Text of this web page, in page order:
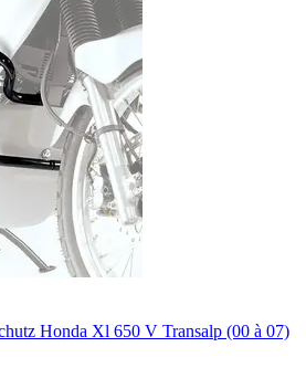
Honda Xl 650 V Transalp (00 à 07)